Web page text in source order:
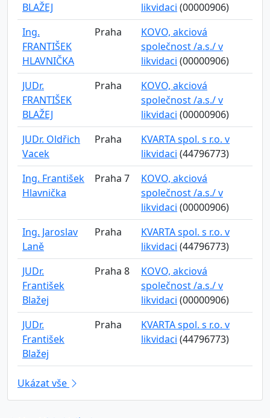
BLAŽEJ
likvidaci (00000906)
Ing.
FRANTIŠEK
HLAVNIČKA
Praha
KOVO, akciová
společnost /a.s./ v
likvidaci (00000906)
JUDr.
FRANTIŠEK
BLAŽEJ
Praha
KOVO, akciová
společnost /a.s./ v
likvidaci (00000906)
JUDr. Oldřich
Vacek
Praha
KVARTA spol. s r.o. v
likvidaci (44796773)
Ing. František
Hlavnička
Praha 7
KOVO, akciová
společnost /a.s./ v
likvidaci (00000906)
Ing. Jaroslav
Laně
Praha
KVARTA spol. s r.o. v
likvidaci (44796773)
JUDr.
František
Blažej
Praha 8
KOVO, akciová
společnost /a.s./ v
likvidaci (00000906)
JUDr.
František
Blažej
Praha
KVARTA spol. s r.o. v
likvidaci (44796773)
Ukázat vše